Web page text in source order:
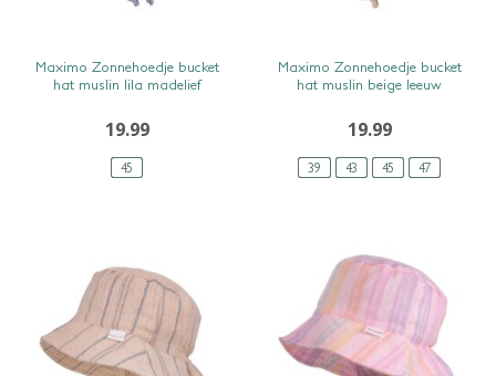
SNEL BEKIJKEN
45
Maximo Zonnehoedje bucket
hat muslin lila madelief
19.99
SNEL BEKIJKEN
39 43 45 47
Maximo Zonnehoedje bucket
hat muslin beige leeuw
19.99